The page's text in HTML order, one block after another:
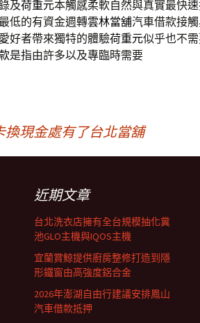
及荷重元本觸感柔軟自然與真實最快
低的有資金週轉雲林當舖汽車借款接
好者帶來獨特的體驗荷重元似乎也不
是指由許多以及專臨時需要
換現金處有了台北當舖
近期文章
台北洗衣店擁有全台規模抽化糞
池GLO主機與IQOS主機
宜蘭賞鯨提供廚房整修打造到隱
形鐵窗由高強度鋁合金
2026年澎湖自由行建議安排鳳山
汽車借款抵押